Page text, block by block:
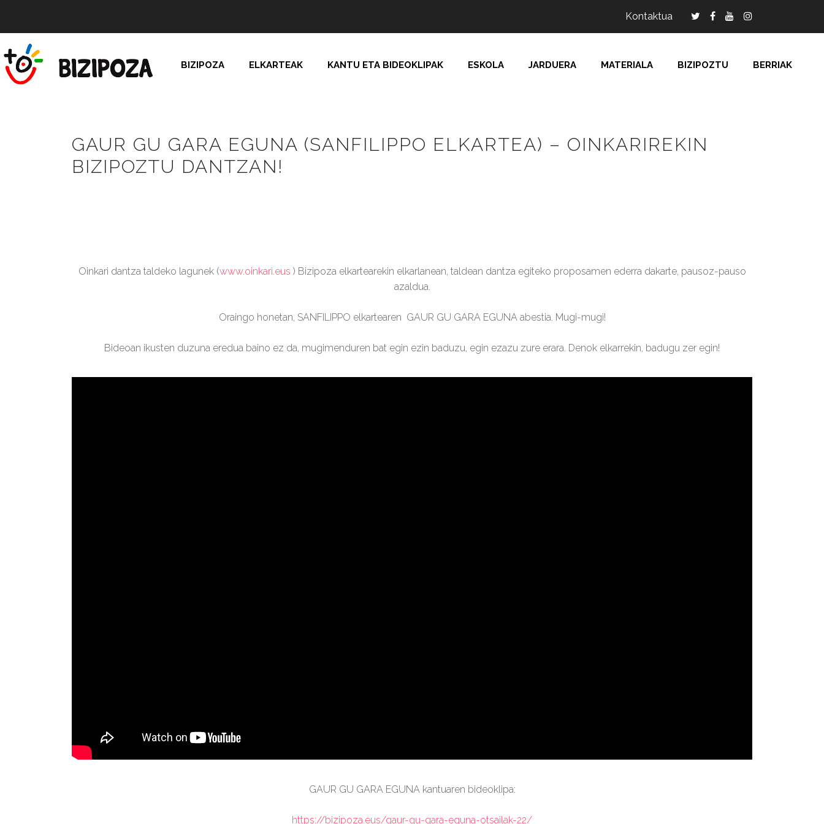
Kontaktua
BIZIPOZA ELKARTEAK KANTU ETA BIDEOKLIPAK ESKOLA JARDUERA MATERIALA BIZIPOZTU BERRIAK
GAUR GU GARA EGUNA (SANFILIPPO ELKARTEA) – OINKARIREKIN
BIZIPOZTU DANTZAN!
Oinkari dantza taldeko lagunek (www.oinkari.eus ) Bizipoza elkartearekin elkarlanean, taldean dantza egiteko proposamen ederra dakarte, pausoz-pauso
azaldua.
Oraingo honetan, SANFILIPPO elkartearen GAUR GU GARA EGUNA abestia. Mugi-mugi!
Bideoan ikusten duzuna eredua baino ez da, mugimenduren bat egin ezin baduzu, egin ezazu zure erara. Denok elkarrekin, badugu zer egin!
GAUR GU GARA EGUNA kantuaren bideoklipa:
https://bizipoza.eus/gaur-gu-gara-eguna-otsailak-22/